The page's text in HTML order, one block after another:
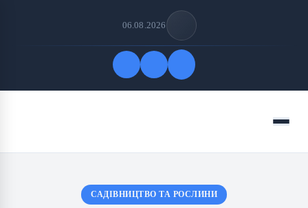
06.08.2026
Меню
САДІВНИЦТВО ТА РОСЛИНИ